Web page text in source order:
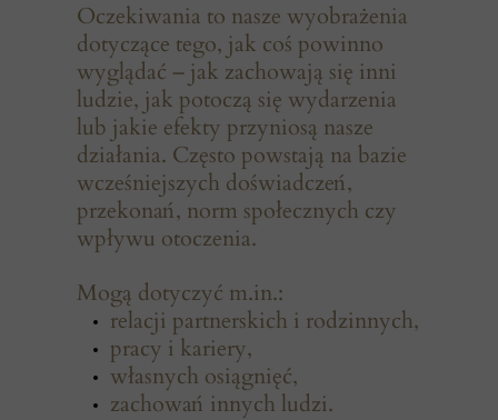
Oczekiwania to nasze wyobrażenia
dotyczące tego, jak coś powinno
wyglądać – jak zachowają się inni
ludzie, jak potoczą się wydarzenia
lub jakie efekty przyniosą nasze
działania. Często powstają na bazie
wcześniejszych doświadczeń,
przekonań, norm społecznych czy
wpływu otoczenia.
Mogą dotyczyć m.in.:
relacji partnerskich i rodzinnych,
pracy i kariery,
własnych osiągnięć,
zachowań innych ludzi.